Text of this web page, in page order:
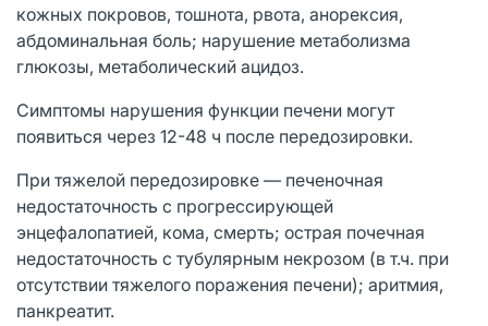
кожных покровов, тошнота, рвота, анорексия,
абдоминальная боль; нарушение метаболизма
глюкозы, метаболический ацидоз.
Симптомы нарушения функции печени могут
появиться через 12-48 ч после передозировки.
При тяжелой передозировке — печеночная
недостаточность с прогрессирующей
энцефалопатией, кома, смерть; острая почечная
недостаточность с тубулярным некрозом (в т.ч. при
отсутствии тяжелого поражения печени); аритмия,
панкреатит.